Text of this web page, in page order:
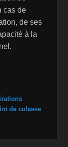
cas de
de ses
à la
ar
de culasse